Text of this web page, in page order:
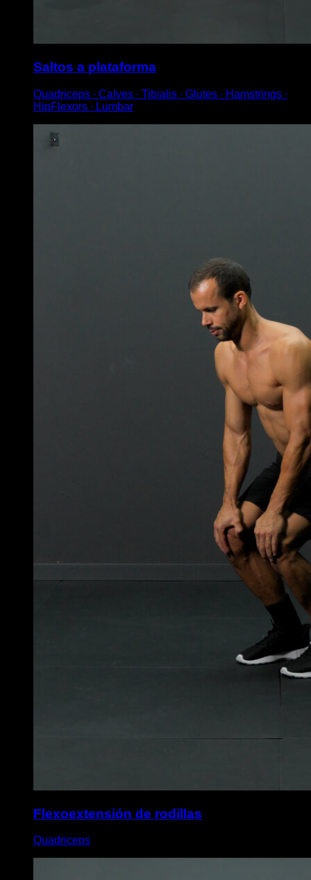
Saltos a plataforma
Quadriceps ∙ Calves ∙ Tibialis ∙ Glutes ∙ Hamstrings ∙
HipFlexors ∙ Lumbar
Flexoextensión de rodillas
Quadriceps